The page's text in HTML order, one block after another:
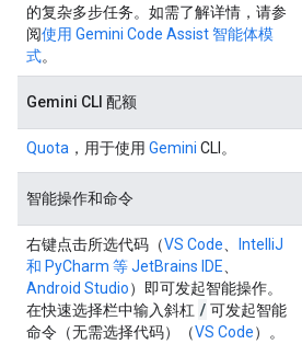
的复杂多步任务。如需了解详情，请参
阅使用 Gemini Code Assist 智能体模
式。
Gemini CLI 配额
Quota ，用于使用 Gemini CLI。
智能操作和命令
右键点击所选代码（VS Code
IntelliJ
和 PyCharm 等 JetBrains IDE
Android Studio）即可发起智能操作。
在快速选择栏中输入斜杠 / 可发起智能
命令（无需选择代码）（VS Code）。